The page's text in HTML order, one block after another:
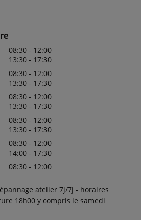
08:30 - 12:00
13:30 - 17:30
08:30 - 12:00
13:30 - 17:30
08:30 - 12:00
13:30 - 17:30
08:30 - 12:00
13:30 - 17:30
08:30 - 12:00
14:00 - 17:30
08:30 - 12:00
atelier 7j/7j - horaires
18h00 y compris le samedi